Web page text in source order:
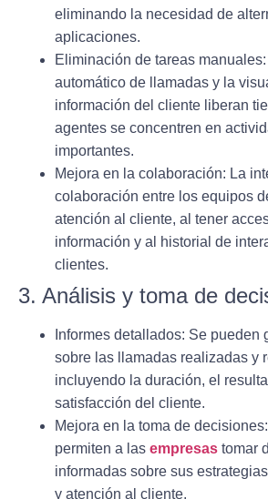
eliminando la necesidad de
aplicaciones.
Eliminación de tareas manuales
automático de llamadas y la
información del cliente liberan
agentes se concentren en
importantes.
Mejora en la colaboración: La
colaboración entre los equipos
atención al cliente, al tener
información y al historial de
clientes.
3. Análisis y toma de
Informes detallados: Se pueden
sobre las llamadas realizadas y
incluyendo la duración, el
satisfacción del cliente.
Mejora en la toma de decisiones
permiten a las empresas tomar
informadas sobre sus
y atención al cliente.